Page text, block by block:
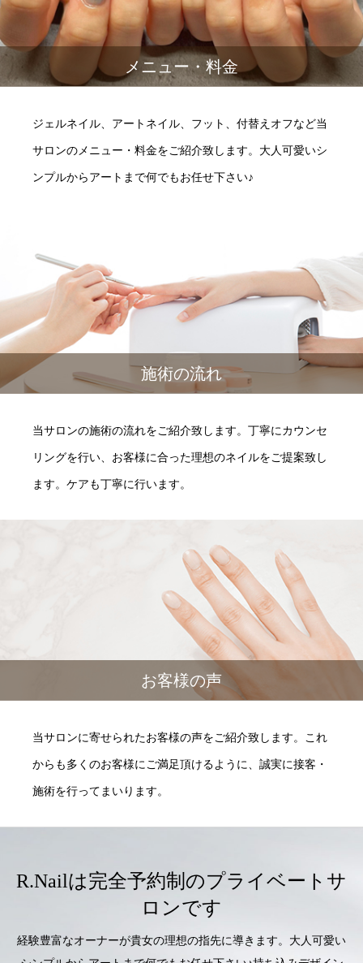
メニュー・料金
ジェルネイル、アートネイル、フット、付替えオフなど当
サロンのメニュー・料金をご紹介致します。大人可愛いシ
ンプルからアートまで何でもお任せ下さい♪
施術の流れ
当サロンの施術の流れをご紹介致します。丁寧にカウンセ
リングを行い、お客様に合った理想のネイルをご提案致し
ます。ケアも丁寧に行います。
お客様の声
当サロンに寄せられたお客様の声をご紹介致します。これ
からも多くのお客様にご満足頂けるように、誠実に接客・
施術を行ってまいります。
R.Nailは完全予約制のプライベートサ
ロンです
経験豊富なオーナーが貴女の理想の指先に導きます。 大人可愛い